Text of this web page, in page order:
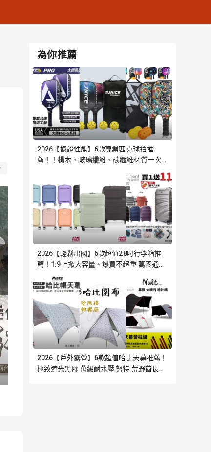
為你推薦
2026【認證性能】6款專業匹克球拍推
薦！！楊木、玻璃纖維、碳纖維材質一次看
2026【輕鬆出國】6款超值28吋行李箱推
薦！1:9上掀大容量、爆買不超重 萬國通路
AT 新秀麗｜嚴選
2026【戶外露營】6款超值哈比天幕推薦！
極致遮光黑膠 萬級耐水壓 努特 荒野酋長